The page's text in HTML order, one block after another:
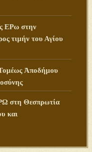
ΕΡω στην
τιμήν του Αγίου
Ἀποδήμου
στη Θεσπρωτία
και